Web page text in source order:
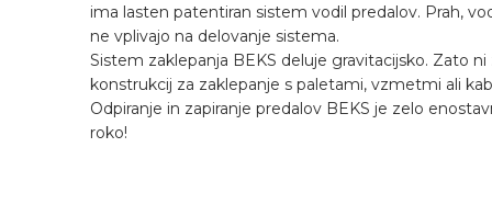
ima lasten patentiran sistem vodil predalov. Prah,
ne vplivajo na delovanje sistema.
Sistem zaklepanja BEKS deluje gravitacijsko. Zato
konstrukcij za zaklepanje s paletami, vzmetmi ali
Odpiranje in zapiranje predalov BEKS je zelo
roko!